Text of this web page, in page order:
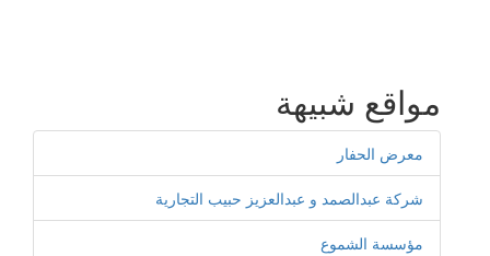
مواقع شبيهة
معرض الحفار
شركة عبدالصمد و عبدالعزيز حبيب التجارية
مؤسسة الشموع